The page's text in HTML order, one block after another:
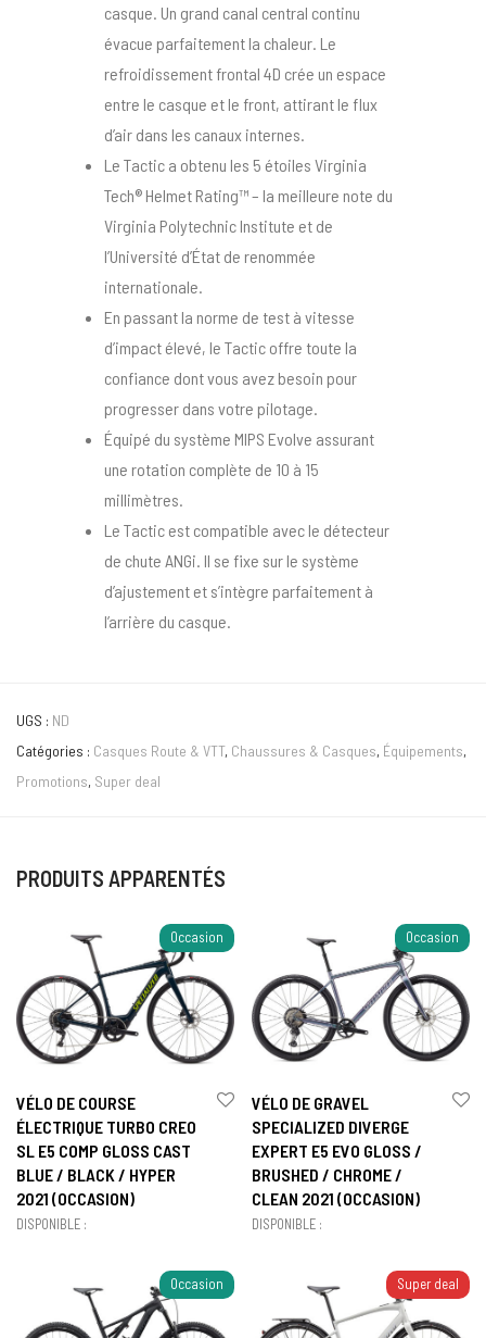
casque. Un grand canal central continu
évacue parfaitement la chaleur. Le
refroidissement frontal 4D crée un espace
entre le casque et le front, attirant le flux
d’air dans les canaux internes.
Le Tactic a obtenu les 5 étoiles Virginia
Tech® Helmet Rating™ – la meilleure note du
Virginia Polytechnic Institute et de
l’Université d’État de renommée
internationale.
En passant la norme de test à vitesse
d’impact élevé, le Tactic offre toute la
confiance dont vous avez besoin pour
progresser dans votre pilotage.
Équipé du système MIPS Evolve assurant
une rotation complète de 10 à 15
millimètres.
Le Tactic est compatible avec le détecteur
de chute ANGi. Il se fixe sur le système
d’ajustement et s’intègre parfaitement à
l’arrière du casque.
UGS : ND
Catégories : Casques Route & VTT, Chaussures & Casques, Équipements,
Promotions, Super deal
PRODUITS APPARENTÉS
Occasion
VÉLO DE COURSE
ÉLECTRIQUE TURBO CREO
SL E5 COMP GLOSS CAST
BLUE / BLACK / HYPER
2021 (OCCASION)
DISPONIBLE :
Occasion
VÉLO DE GRAVEL
SPECIALIZED DIVERGE
EXPERT E5 EVO GLOSS /
BRUSHED / CHROME /
CLEAN 2021 (OCCASION)
DISPONIBLE :
Occasion Super deal